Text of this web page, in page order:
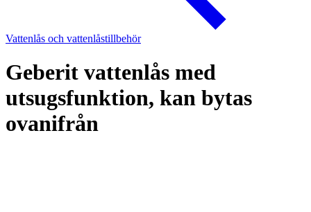
Vattenlås och vattenlåstillbehör
Geberit vattenlås med
utsugsfunktion, kan bytas
ovanifrån